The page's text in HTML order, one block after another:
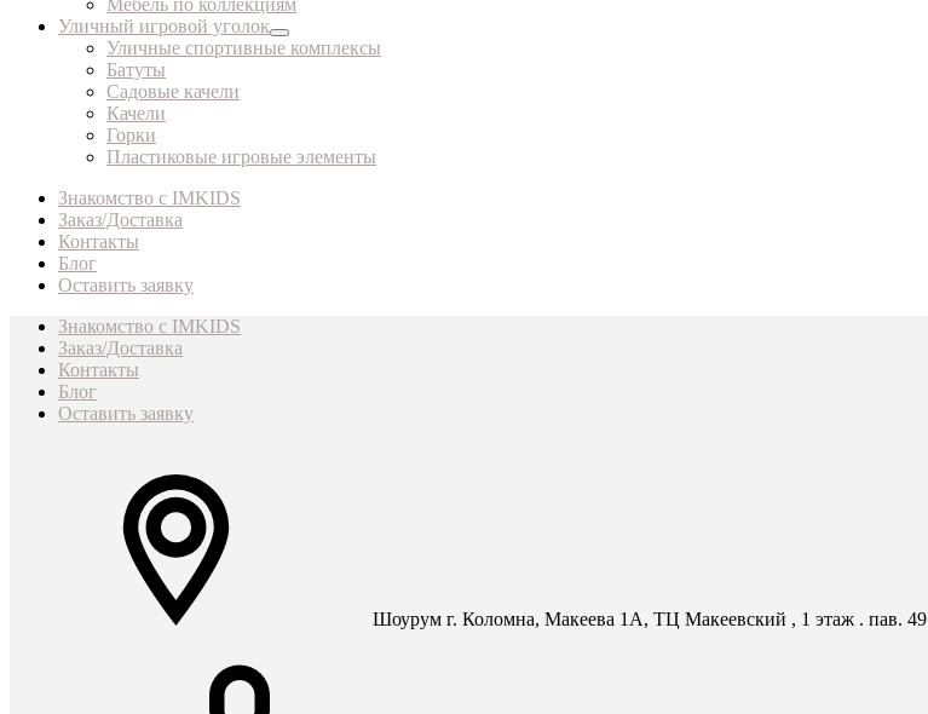
Мебель по коллекциям
Уличный игровой уголок
Уличные спортивные комплексы
Батуты
Садовые качели
Качели
Горки
Пластиковые игровые элементы
Знакомство с IMKIDS
Заказ/Доставка
Контакты
Блог
Оставить заявку
Знакомство с IMKIDS
Заказ/Доставка
Контакты
Блог
Оставить заявку
Шоурум г. Коломна, Макеева 1А, ТЦ Макеевский , 1 этаж . пав. 49